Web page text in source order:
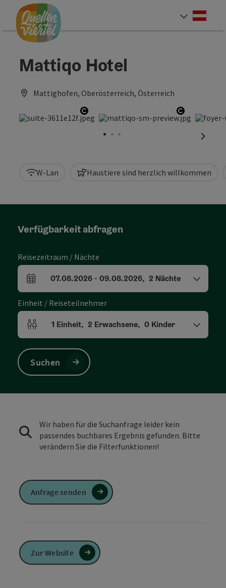
Zum Inhalt
Zur Navigation
Zum Seitenanfang
Mattiqo Hotel
Mattighofen, Oberösterreich, Österreich
Copyright öffnen Copyright
W-Lan Haustiere sind herzlich willkommen
Verfügbarkeit abfragen
Reisezeitraum / Nächte
An- und Abreisefelder
07.08.2026- 09.08.2026, 2 Nächte
Einheit / Reiseteilnehmer
Einheitenanzahl und Personenfelder
1 Einheit, 2 Erwachsene, 0 Kinder
Suchen
Wir haben für die Suchanfrage leider kein
passendes buchbares Ergebnis gefunden. Bitte
verändern Sie die Filterfunktionen!
Anfrage senden
Zur Website